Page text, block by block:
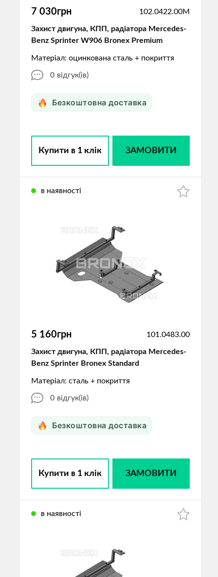
7 030грн 102.0422.00M
Захист двигуна, КПП, радіатора Mercedes-
Benz Sprinter W906 Bronex Premium
Матеріал: оцинкована сталь + покриття
0 відгук(ів)
Безкоштовна доставка
Купити в 1 клік ЗАМОВИТИ
в наявності
5 160грн 101.0483.00
Захист двигуна, КПП, радіатора Mercedes-
Benz Sprinter Bronex Standard
Матеріал: сталь + покриття
0 відгук(ів)
Безкоштовна доставка
Купити в 1 клік ЗАМОВИТИ
в наявності